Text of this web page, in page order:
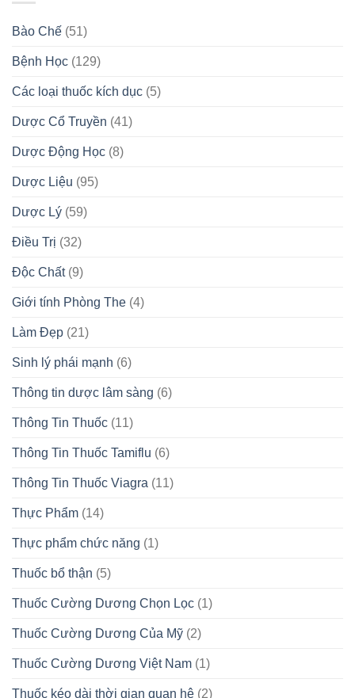
Bào Chế (51)
Bệnh Học (129)
Các loại thuốc kích dục (5)
Dược Cổ Truyền (41)
Dược Động Học (8)
Dược Liệu (95)
Dược Lý (59)
Điều Trị (32)
Độc Chất(9)
Giới tính Phòng The (4)
Làm Đẹp (21)
Sinh lý phái mạnh (6)
Thông tin dược lâm sàng (6)
Thông Tin Thuốc (11)
Thông Tin Thuốc Tamiflu (6)
Thông Tin Thuốc Viagra (11)
Thực Phẩm (14)
Thực phẩm chức năng (1)
Thuốc bổ thận (5)
Thuốc Cường Dương Chọn Lọc (1)
Thuốc Cường Dương Của Mỹ (2)
Thuốc Cường Dương Việt Nam (1)
Thuốc kéo dài thời gian quan hệ (2)